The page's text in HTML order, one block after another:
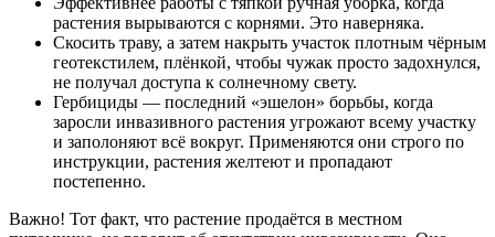
растения вырываются с корнями. Это наверняка.
Скосить траву, а затем накрыть участок плотным чёрным
геотекстилем, плёнкой, чтобы чужак просто задохнулся,
не получал доступа к солнечному свету.
Гербициды — последний «эшелон» борьбы, когда
заросли инвазивного растения угрожают всему участку
и заполоняют всё вокруг. Применяются они строго по
инструкции, растения желтеют и пропадают
постепенно.
Важно! Тот факт, что растение продаётся в местном